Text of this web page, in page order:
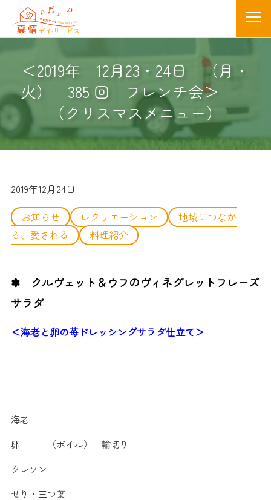
＜2019年 12月23・24日 （月・
火） 385 回 フレンチ会＞
（クリスマスメニュー）
2019年12月24日
お知らせ
レクリエーション
地域につなが
る、愛される
料理紹介
✽ クルヴェット＆ウフのヴィネグレットフレーズ
サラダ
＜海老と卵の苺ドレッシングサラダ仕立て＞
海老
卵 （ボイル） 輪切り
クレソン
せり・三つ葉